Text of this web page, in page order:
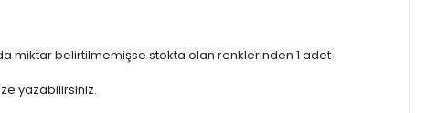
miktar belirtilmemişse stokta olan renklerinden 1 adet
yazabilirsiniz.